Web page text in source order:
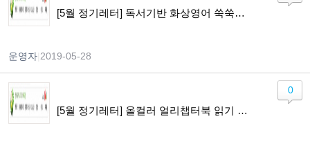
[5월 정기레터] 독서기반 화상영어 쑥쑥톡 할인받고, 아이의 말문을 톡톡 열어주세요.
운영자 2019-05-28
[5월 정기레터] 올컬러 얼리챕터북 읽기 나를따르라 모집중 / 빵굽는 포포아저씨 무료 초대
0